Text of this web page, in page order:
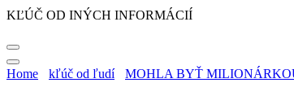
KĽÚČ OD INÝCH INFORMÁCIÍ
Home kľúč od ľudí MOHLA BYŤ